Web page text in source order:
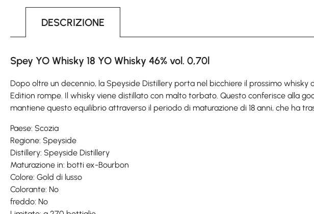
DESCRIZIONE
Spey YO Whisky 18 YO Whisky 46% vol. 0,70l
Dopo oltre un decennio, la Speyside Distillery porta nel bicchiere il prossimo
Edition rompe. Il whisky viene distillato con malto torbato. Questo conferisce alla
mantiene questo equilibrio attraverso il periodo di maturazione di 18 anni, che ha
Paese: Scozia
Regione: Speyside
Distillery: Speyside Distillery
Maturazione in: botti ex-Bourbon
Colore: Gold di lusso
Colorante: No
freddo: No